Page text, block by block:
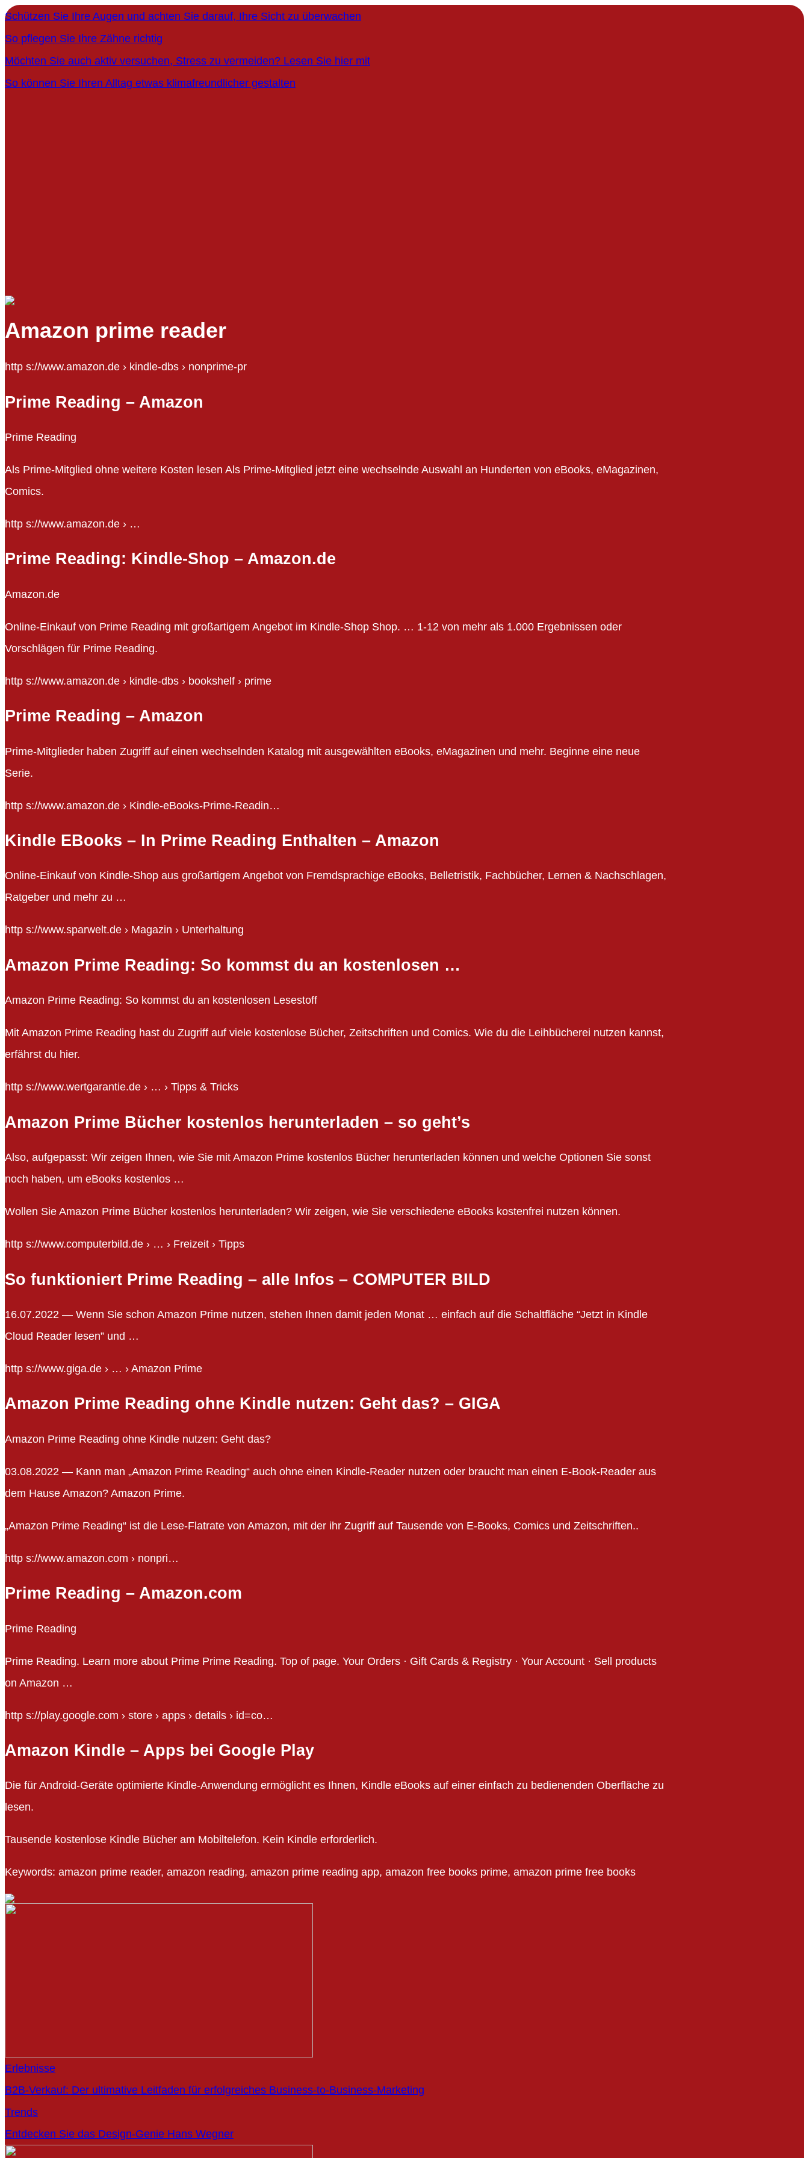
Schützen Sie Ihre Augen und achten Sie darauf, Ihre Sicht zu überwachen
So pflegen Sie Ihre Zähne richtig
Möchten Sie auch aktiv versuchen, Stress zu vermeiden? Lesen Sie hier mit
So können Sie Ihren Alltag etwas klimafreundlicher gestalten
Amazon prime reader
http s://www.amazon.de › kindle-dbs › nonprime-pr
Prime Reading – Amazon
Prime Reading
Als Prime-Mitglied ohne weitere Kosten lesen Als Prime-Mitglied jetzt eine wechselnde Auswahl an Hunderten von eBooks, eMagazinen,
Comics.
http s://www.amazon.de › …
Prime Reading: Kindle-Shop – Amazon.de
Amazon.de
Online-Einkauf von Prime Reading mit großartigem Angebot im Kindle-Shop Shop. … 1-12 von mehr als 1.000 Ergebnissen oder
Vorschlägen für Prime Reading.
http s://www.amazon.de › kindle-dbs › bookshelf › prime
Prime Reading – Amazon
Prime-Mitglieder haben Zugriff auf einen wechselnden Katalog mit ausgewählten eBooks, eMagazinen und mehr. Beginne eine neue
Serie.
http s://www.amazon.de › Kindle-eBooks-Prime-Readin…
Kindle EBooks – In Prime Reading Enthalten – Amazon
Online-Einkauf von Kindle-Shop aus großartigem Angebot von Fremdsprachige eBooks, Belletristik, Fachbücher, Lernen & Nachschlagen,
Ratgeber und mehr zu …
http s://www.sparwelt.de › Magazin › Unterhaltung
Amazon Prime Reading: So kommst du an kostenlosen …
Amazon Prime Reading: So kommst du an kostenlosen Lesestoff
Mit Amazon Prime Reading hast du Zugriff auf viele kostenlose Bücher, Zeitschriften und Comics. Wie du die Leihbücherei nutzen kannst,
erfährst du hier.
http s://www.wertgarantie.de › … › Tipps & Tricks
Amazon Prime Bücher kostenlos herunterladen – so geht’s
Also, aufgepasst: Wir zeigen Ihnen, wie Sie mit Amazon Prime kostenlos Bücher herunterladen können und welche Optionen Sie sonst
noch haben, um eBooks kostenlos …
Wollen Sie Amazon Prime Bücher kostenlos herunterladen? Wir zeigen, wie Sie verschiedene eBooks kostenfrei nutzen können.
http s://www.computerbild.de › … › Freizeit › Tipps
So funktioniert Prime Reading – alle Infos – COMPUTER BILD
16.07.2022 — Wenn Sie schon Amazon Prime nutzen, stehen Ihnen damit jeden Monat … einfach auf die Schaltfläche “Jetzt in Kindle
Cloud Reader lesen” und …
http s://www.giga.de › … › Amazon Prime
Amazon Prime Reading ohne Kindle nutzen: Geht das? – GIGA
Amazon Prime Reading ohne Kindle nutzen: Geht das?
03.08.2022 — Kann man „Amazon Prime Reading“ auch ohne einen Kindle-Reader nutzen oder braucht man einen E-Book-Reader aus
dem Hause Amazon? Amazon Prime.
„Amazon Prime Reading“ ist die Lese-Flatrate von Amazon, mit der ihr Zugriff auf Tausende von E-Books, Comics und Zeitschriften..
http s://www.amazon.com › nonpri…
Prime Reading – Amazon.com
Prime Reading
Prime Reading. Learn more about Prime Prime Reading. Top of page. Your Orders · Gift Cards & Registry · Your Account · Sell products
on Amazon …
http s://play.google.com › store › apps › details › id=co…
Amazon Kindle – Apps bei Google Play
Die für Android-Geräte optimierte Kindle-Anwendung ermöglicht es Ihnen, Kindle eBooks auf einer einfach zu bedienenden Oberfläche zu
lesen.
Tausende kostenlose Kindle Bücher am Mobiltelefon. Kein Kindle erforderlich.
Keywords: amazon prime reader, amazon reading, amazon prime reading app, amazon free books prime, amazon prime free books
Erlebnisse
B2B-Verkauf: Der ultimative Leitfaden für erfolgreiches Business-to-Business-Marketing
Trends
Entdecken Sie das Design-Genie Hans Wegner